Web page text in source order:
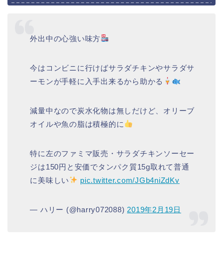
外出中の心強い味方
今はコンビニに行けばサラダチキンやサラダサ
ーモンが手軽に入手出来るから助かる
減量中なので炭水化物は無しだけど、オリーブ
オイルや魚の脂は積極的に
特に左のファミマ販売・サラダチキンソーセー
ジは150円と安価でタンパク質15g取れて普通
に美味しい
pic.twitter.com/JGb4niZdKv
— ハリー (@harry072088) 2019年2月19日